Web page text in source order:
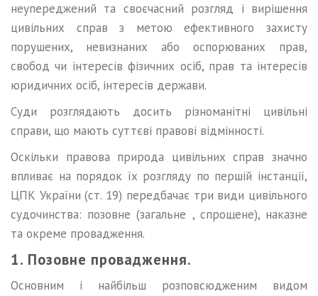
неупереджений та своєчасний розгляд і вирішення
цивільних справ з метою ефективного захисту
порушених, невизнаних або оспорюваних прав,
свобод чи інтересів фізичних осіб, прав та інтересів
юридичних осіб, інтересів держави.
Суди розглядають досить різноманітні цивільні
справи, що мають суттєві правові відмінності.
Оскільки правова природа цивільних справ значно
впливає на порядок їх розгляду по першій інстанції,
ЦПК України (ст. 19) передбачає три види цивільного
судочинства: позовне (загальне , спрощене), наказне
та окреме провадження.
1. Позовне провадження.
Основним і найбільш розповсюдженим видом